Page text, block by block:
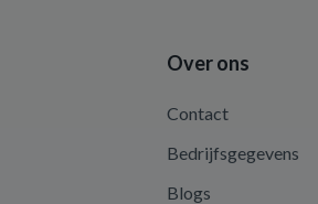
Over ons
Contact
Bedrijfsgegevens
Blogs